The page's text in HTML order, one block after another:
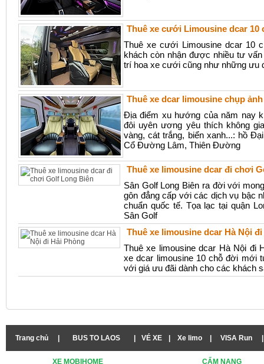
Thuê xe cưới Limousine dcar 10
Thuê xe cưới Limousine dcar 10
khách còn nhận được nhiều tư
trí hoa xe cưới cũng như những ưu
Thuê xe dcar limousine chụp
Địa điểm xu hướng của năm nay
đôi uyên ương yêu thích không
vàng, cát trắng, biển xanh...: hồ
Cổ Đường Lâm, Thiên Đường
Thuê xe limousine dcar đi chơi
Sân Golf Long Biên ra đời với
gôn đẳng cấp với các dịch vụ bậc
chuẩn quốc tế. Tọa lạc tại quận
Sân Golf
Thuê xe limousine dcar Hà Nội
Thuê xe limousine dcar Hà Nội đi
xe dcar limousine 10 chỗ đời mới
với giá ưu đãi dành cho các khách
Trang chủ BUS TO LAOS VÉ XE Xe limo VISA Run
XE MOBIHOME
CẨM NANG